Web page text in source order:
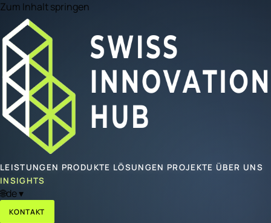
Zum Inhalt springen
LEISTUNGEN PRODUKTE LÖSUNGEN PROJEKTE ÜBER UNS
INSIGHTS
🌐de▾
KONTAKT